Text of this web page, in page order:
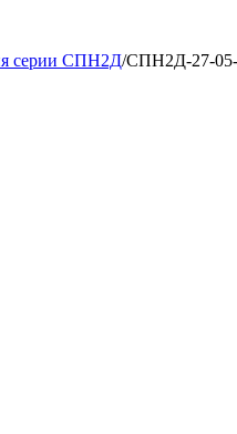
серии СПН2Д/СПН2Д-27-